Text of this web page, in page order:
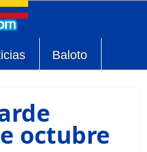
Baloto
octubre